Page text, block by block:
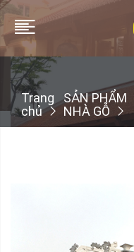
Trang
chủ
SẢN PHẨM
NHÀ GỖ